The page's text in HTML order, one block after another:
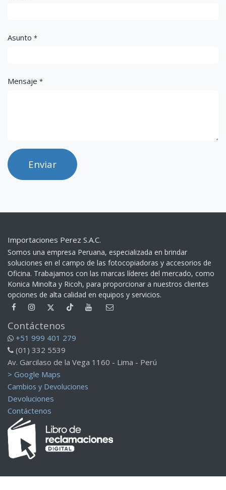
Asunto *
Mensaje *
Enviar
Importaciones Perez S.A.C.
Somos una empresa Peruana, especializada en brindar
soluciones en el campo de las fotocopiadoras y accesorios de
Oficina. Trabajamos con las marcas líderes del mercado, como
Konica Minolta y Ricoh, para proporcionar a nuestros clientes
opciones de alta calidad en equipos y servicios.​
Contáctenos
+51 999 401 279
(01) 332 5539
Av. Garcilaso de la Vega 1160 - Lima - Perú
> Google Maps
Cambios y Devoluciones
Devoluciones
Contáctenos